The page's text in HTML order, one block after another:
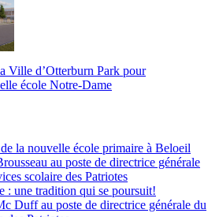
Ville d’Otterburn Park pour
école Notre-Dame
la nouvelle école primaire à Beloeil
au poste de directrice générale
scolaire des Patriotes
: une tradition qui se poursuit!
Duff au poste de directrice générale du